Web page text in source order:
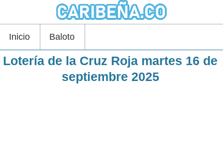
Inicio Baloto
Lotería de la Cruz Roja martes 16 de
septiembre 2025